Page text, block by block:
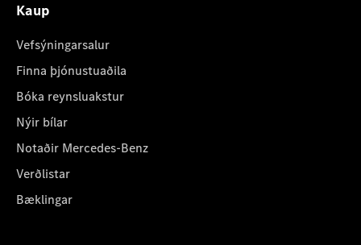
Kaup
Vefsýningarsalur
Finna þjónustuaðila
Bóka reynsluakstur
Nýir bílar
Notaðir Mercedes-Benz
Verðlistar
Bæklingar